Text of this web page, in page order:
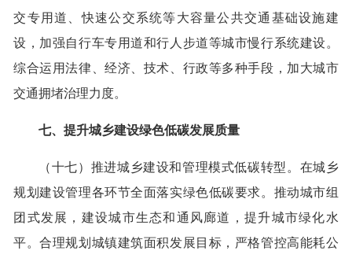
交专用道、快速公交系统等大容量公共交通基础设施建
设，加强自行车专用道和行人步道等城市慢行系统建设。
综合运用法律、经济、技术、行政等多种手段，加大城市
交通拥堵治理力度。
七、提升城乡建设绿色低碳发展质量
（十七）推进城乡建设和管理模式低碳转型。在城乡
规划建设管理各环节全面落实绿色低碳要求。推动城市组
团式发展，建设城市生态和通风廊道，提升城市绿化水
平。合理规划城镇建筑面积发展目标，严格管控高能耗公